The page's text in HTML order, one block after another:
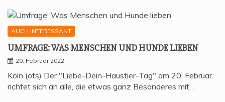
AUCH INTERESSANT
UMFRA­GE: WAS MEN­SCHEN UND HUN­DE LIEBEN
20. Februar 2022
Köln (ots) Der "Liebe-Dein-Haustier-Tag" am 20. Februar
richtet sich an alle, die etwas ganz Besonderes mit…